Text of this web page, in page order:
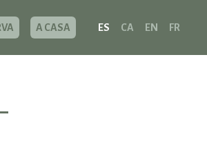
A CASA ES CA EN FR